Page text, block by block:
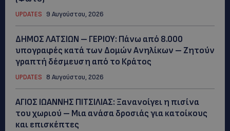
UPDATES 9 Αυγούστου, 2026
ΔΗΜΟΣ ΛΑΤΣΙΩΝ – ΓΕΡΙΟΥ: Πάνω από 8.000
υπογραφές κατά των Δομών Ανηλίκων – Ζητούν
γραπτή δέσμευση από το Κράτος
UPDATES 8 Αυγούστου, 2026
ΑΓΙΟΣ ΙΩΑΝΝΗΣ ΠΙΤΣΙΛΙΑΣ: Ξανανοίγει η πισίνα
του χωριού – Μια ανάσα δροσιάς για κατοίκους
και επισκέπτες